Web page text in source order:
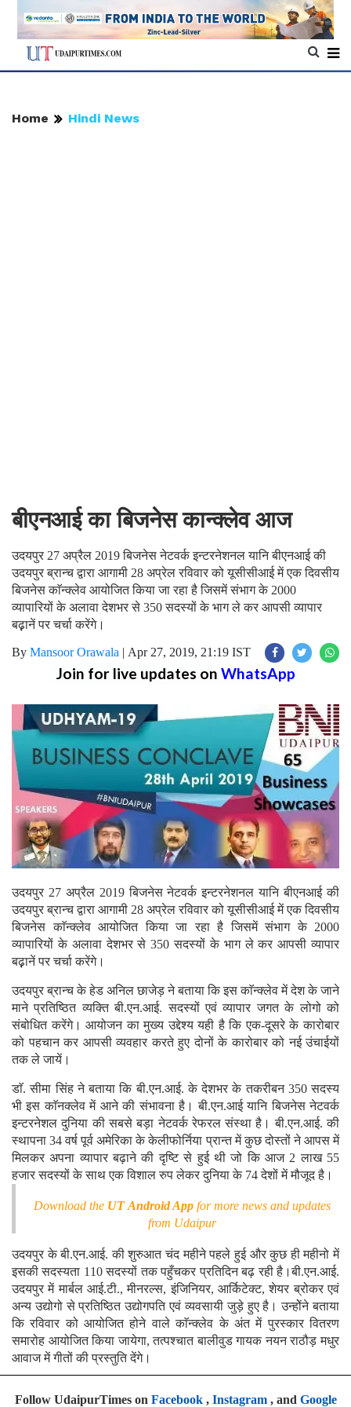
Home Hindi News
बीएनआई का बिजनेस कान्क्लेव आज
उदयपुर 27 अप्रैल 2019 बिजनेस नेटवर्क इन्टरनेशनल यानि बीएनआई की
उदयपुर ब्रान्च द्वारा आगामी 28 अप्रेल रविवार को यूसीसीआई में एक दिवसीय
बिजनेस काॅन्क्लेव आयोजित किया जा रहा है जिसमें संभाग के 2000
व्यापारियों के अलावा देशभर से 350 सदस्यों के भाग ले कर आपसी व्यापार
बढ़़ानें पर चर्चा करेंगे।
By Mansoor Orawala | Apr 27, 2019, 21:19 IST
Join for live updates on WhatsApp
उदयपुर 27 अप्रैल 2019 बिजनेस नेटवर्क इन्टरनेशनल यानि बीएनआई की
उदयपुर ब्रान्च द्वारा आगामी 28 अप्रेल रविवार को यूसीसीआई में एक दिवसीय
बिजनेस काॅन्क्लेव आयोजित किया जा रहा है जिसमें संभाग के 2000
व्यापारियों के अलावा देशभर से 350 सदस्यों के भाग ले कर आपसी व्यापार
बढ़़ानें पर चर्चा करेंगे।
उदयपुर ब्रान्च के हेड अनिल छाजेड़ ने बताया कि इस काॅन्क्लेव में देश के जाने
माने प्रतिष्ठित व्यक्ति बी.एन.आई. सदस्यों एवं व्यापार जगत के लोगो को
संबोधित करेंगे। आयोजन का मुख्य उद्देश्य यही है कि एक-दूसरे के कारोबार
को पहचान कर आपसी व्यवहार करते हुए दोनों के कारोबार को नई उंचाईयों
तक ले जायें।
डाॅ. सीमा सिंह ने बताया कि बी.एन.आई. के देशभर के तकरीबन 350 सदस्य
भी इस काॅनक्लेव में आने की संभावना है। बी.एन.आई यानि बिजनेस नेटवर्क
इन्टरनेशल दुनिया की सबसे बड़ा नेटवर्क रेफरल संस्था है। बी.एन.आई. की
स्थापना 34 वर्ष पूर्व अमेरिका के केलीफोर्निया प्रान्त में कुछ दोस्तों ने आपस में
मिलकर अपना व्यापार बढ़ाने की दृष्टि से हुई थी जो कि आज 2 लाख 55
हजार सदस्यों के साथ एक विशाल रुप लेकर दुनिया के 74 देशों में मौजूद है।
Download the UT Android App for more news and updates
from Udaipur
उदयपुर के बी.एन.आई. की शुरुआत चंद महीने पहले हुई और कुछ ही महीनो में
इसकी सदस्यता 110 सदस्यों तक पहुँचकर प्रतिदिन बढ़ रही है।बी.एन.आई.
उदयपुर में मार्बल आई.टी., मीनरल्स, इंजिनियर, आर्किटेक्ट, शेयर ब्रोकर एवं
अन्य उद्योगो से प्रतिष्ठित उद्योगपति एवं व्यवसायी जुड़े हुए है। उन्होेंने बताया
कि रविवार को आयोजित होने वाले काॅन्क्लेव के अंत में पुरस्कार वितरण
समारोह आयोजित किया जायेगा, तत्पश्चात बालीवुड गायक नयन राठौड़ मधुर
आवाज में गीतों की प्रस्तुति देंगे।
Follow UdaipurTimes on Facebook, Instagram, and Google